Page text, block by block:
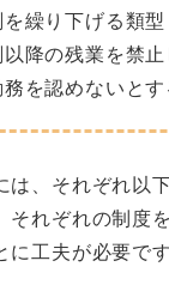
繰り下げる類型
降の残業を禁止
を認めないとす
は、それぞれ以
それぞれの制度
工夫が必要です